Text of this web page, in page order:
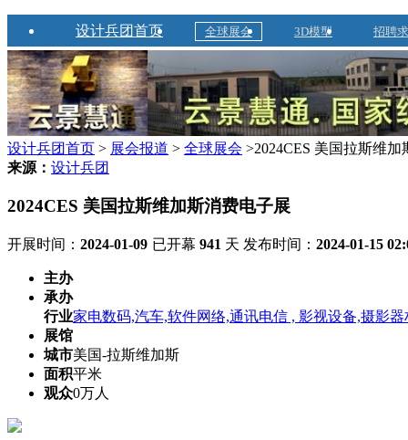
设计兵团首页 全球展会 3D模型 招聘
设计兵团首页 > 展会报道 > 全球展会 >2024CES 美国拉斯维
来源： 设计兵团
2024CES 美国拉斯维加斯消费电子展
开展时间： 2024-01-09 已开幕 941 天 发布时间： 2024-01-15
主办
承办
行业家电数码,汽车,软件网络,通讯电信 , 影视设备,摄影器
展馆
城市美国-拉斯维加斯
面积平米
观众0万人